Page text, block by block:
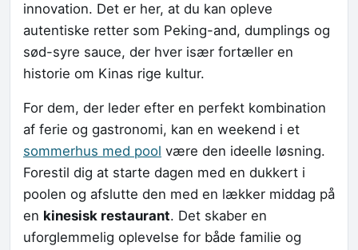
innovation. Det er her, at du kan opleve
autentiske retter som Peking-and, dumplings og
sød-syre sauce, der hver især fortæller en
historie om Kinas rige kultur.
For dem, der leder efter en perfekt kombination
af ferie og gastronomi, kan en weekend i et
sommerhus med pool være den ideelle løsning.
Forestil dig at starte dagen med en dukkert i
poolen og afslutte den med en lækker middag på
en kinesisk restaurant. Det skaber en
uforglemmelig oplevelse for både familie og